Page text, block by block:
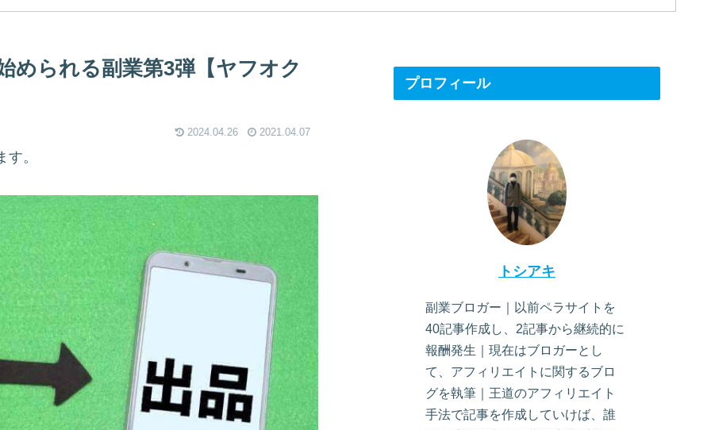
められる副業第3弾【ヤフオク
2024.04.26 2021.04.07
。
プロフィール
トシアキ
副業ブロガー｜以前ペラサイトを
40記事作成し、2記事から継続的に
報酬発生｜現在はブロガーとし
て、アフィリエイトに関するブロ
グを執筆｜王道のアフィリエイト
手法で記事を作成していけば、誰